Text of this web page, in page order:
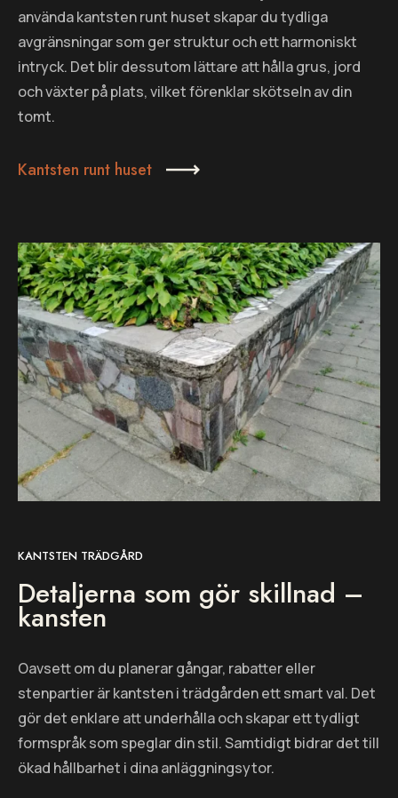
använda kantsten runt huset skapar du tydliga
avgränsningar som ger struktur och ett harmoniskt
intryck. Det blir dessutom lättare att hålla grus, jord
och växter på plats, vilket förenklar skötseln av din
tomt.
Kantsten runt huset
KANTSTEN TRÄDGÅRD
Detaljerna som gör skillnad –
kansten
Oavsett om du planerar gångar, rabatter eller
stenpartier är kantsten i trädgården ett smart val. Det
gör det enklare att underhålla och skapar ett tydligt
formspråk som speglar din stil. Samtidigt bidrar det till
ökad hållbarhet i dina anläggningsytor.